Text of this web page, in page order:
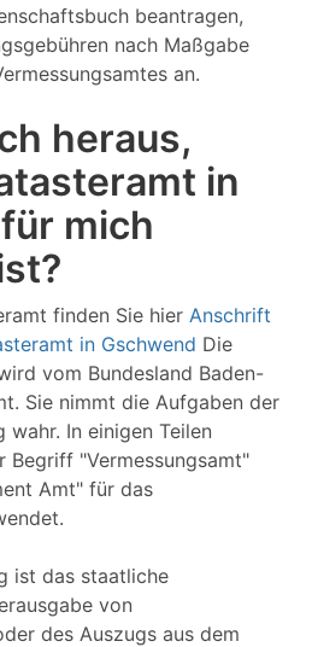
beantragen,
nach Maßgabe
an.
heraus,
in
mich
finden Sie hier Anschrift
in Gschwend Die
vom Bundesland Baden-
Sie nimmt die Aufgaben der
wahr. In einigen Teilen
Begriff "Vermessungsamt"
Amt" für das
ist das staatliche
von
des Auszugs aus dem